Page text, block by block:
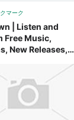
マーク
| Listen and
Free Music,
New Releases,